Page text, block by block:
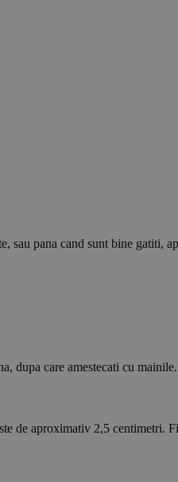
pana cand sunt bine gatiti,
dupa care amestecati cu mainile.
de aproximativ 2,5 centimetri.